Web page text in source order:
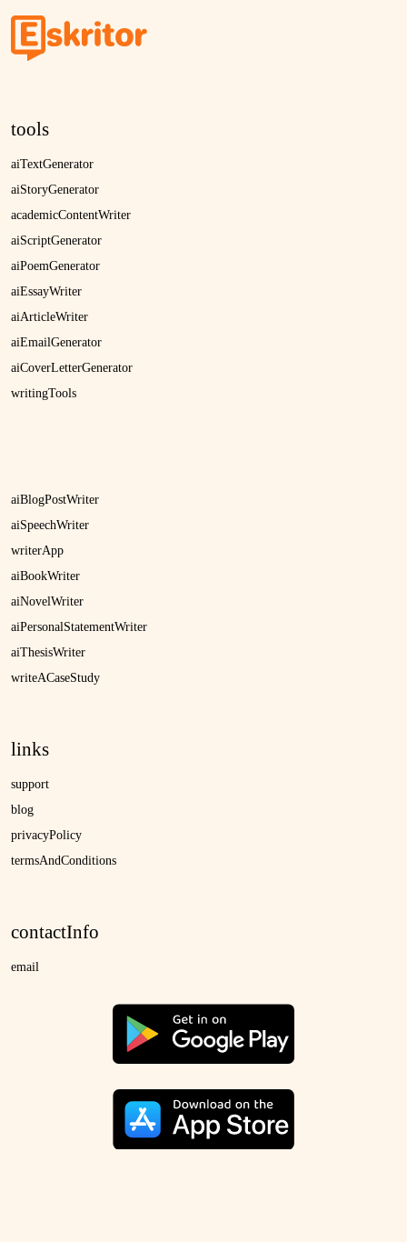
tools
aiTextGenerator
aiStoryGenerator
academicContentWriter
aiScriptGenerator
aiPoemGenerator
aiEssayWriter
aiArticleWriter
aiEmailGenerator
aiCoverLetterGenerator
writingTools
aiBlogPostWriter
aiSpeechWriter
writerApp
aiBookWriter
aiNovelWriter
aiPersonalStatementWriter
aiThesisWriter
writeACaseStudy
links
support
blog
privacyPolicy
termsAndConditions
contactInfo
email